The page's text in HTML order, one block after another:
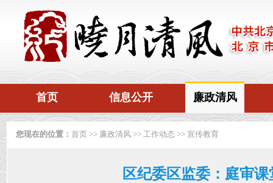
首页 信息公开 廉政清风
您现在的位置： 首页 >> 廉政清风 >> 工作动态 >> 宣传教育
区纪委区监委：庭审